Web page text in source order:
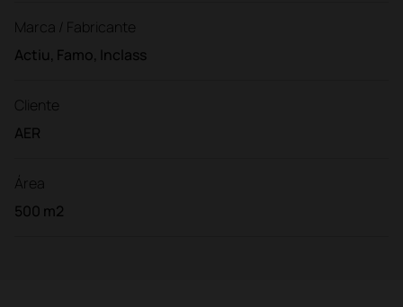
Marca / Fabricante
Actiu, Famo, Inclass
Cliente
AER
Área
500 m2